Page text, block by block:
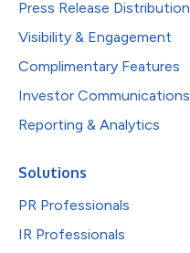
Press Release Distribution
Visibility & Engagement
Complimentary Features
Investor Communications
Reporting & Analytics
Solutions
PR Professionals
IR Professionals